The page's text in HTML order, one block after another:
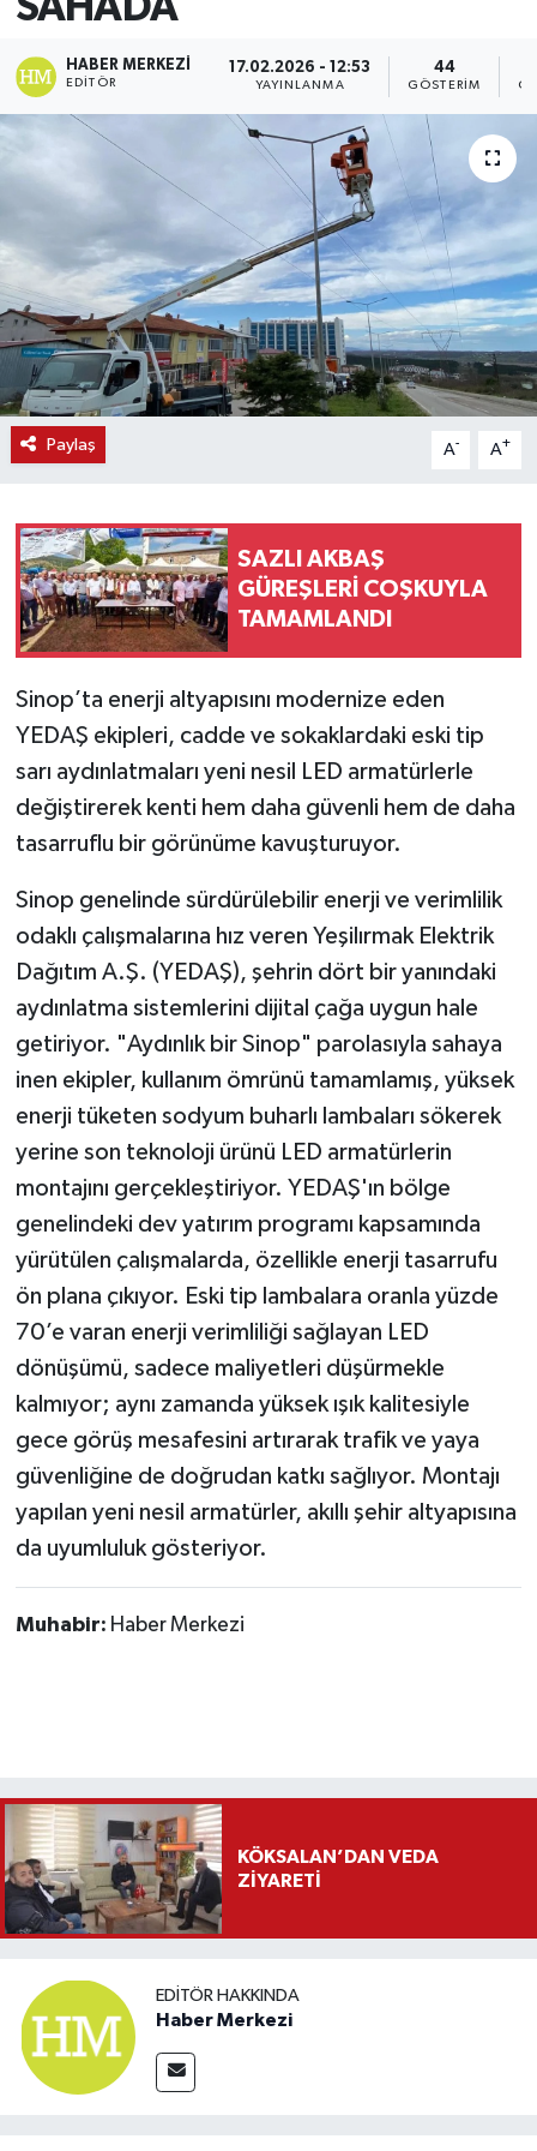
HABER MERKEZI
EDITÖR
17.02.2026 - 12:53
YAYINLANMA
44
GÖSTERIM
Paylaş A- A+
SAZLI AKBAŞ
GÜREŞLERİ COŞKUYLA
TAMAMLANDI
Sinop’ta enerji altyapısını modernize eden
YEDAŞ ekipleri, cadde ve sokaklardaki eski tip
sarı aydınlatmaları yeni nesil LED armatürlerle
değiştirerek kenti hem daha güvenli hem de daha
tasarruflu bir görünüme kavuşturuyor.
Sinop genelinde sürdürülebilir enerji ve verimlilik
odaklı çalışmalarına hız veren Yeşilırmak Elektrik
Dağıtım A.Ş. (YEDAŞ), şehrin dört bir yanındaki
aydınlatma sistemlerini dijital çağa uygun hale
getiriyor. "Aydınlık bir Sinop" parolasıyla sahaya
inen ekipler, kullanım ömrünü tamamlamış, yüksek
enerji tüketen sodyum buharlı lambaları sökerek
yerine son teknoloji ürünü LED armatürlerin
montajını gerçekleştiriyor. YEDAŞ'ın bölge
genelindeki dev yatırım programı kapsamında
yürütülen çalışmalarda, özellikle enerji tasarrufu
ön plana çıkıyor. Eski tip lambalara oranla yüzde
70’e varan enerji verimliliği sağlayan LED
dönüşümü, sadece maliyetleri düşürmekle
kalmıyor; aynı zamanda yüksek ışık kalitesiyle
gece görüş mesafesini artırarak trafik ve yaya
güvenliğine de doğrudan katkı sağlıyor. Montajı
yapılan yeni nesil armatürler, akıllı şehir altyapısına
da uyumluluk gösteriyor.
Muhabir: Haber Merkezi
KÖKSALAN’DAN VEDA
ZİYARETİ
EDITÖR HAKKINDA
Haber Merkezi